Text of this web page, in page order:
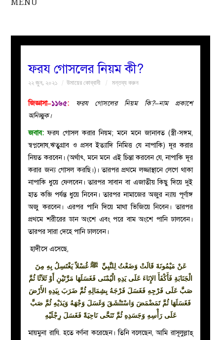
MENU
সকল
নারীদের
ইসলাহী
মজলিস
করুন
ফরয গোসলের নিয়ম কী?
২২ জুন, ২০২১ উমায়ের কোব্বাদী মন্তব্য করুন
জিজ্ঞাসা–১১৬৫:
ফরয গোসলের নিয়ম কি?–নাম প্রকাশে
অনিচ্ছুক।
জবাব: ফরয গোসল করার নিয়ম; মনে মনে জানাবত (স্ত্রী-সঙ্গম,
স্বপ্নদোষ,ঋতুগ্রাব ও প্রসব ইত্যাদি নিমিত্ত যে নাপাকি) দূর করার
নিয়ত করবেন। (অর্থাৎ, মনে মনে এই চিন্তা করবেন যে, নাপাকি দূর
করার জন্য গোসল করছি।)। তারপর প্রথমে লজ্জাস্থানে লেগে থাকা
নাপাকি ধুয়ে ফেলবেন। তারপর সাবান বা এজাতীয় কিছু দিয়ে দুই
হাত কব্জি পর্যন্ত ধুয়ে নিবেন। তারপর নামাজের অজুর ন্যায় পূর্ণাঙ্গ
অজু করবেন। এরপর পানি দিয়ে মাথা ভিজিয়ে নিবেন। তারপর
প্রথমে শরীরের ডান অংশে এবং পরে বাম অংশে পানি ঢালবেন।
তারপর সারা দেহে পানি ঢালবেন।
হাদীসে এসেছে,
عَنْ مَيْمُونَةَ قَالَتْوَضَعْتُ لِلنَّبِيِّ ﷺغُسْلاً يَغْتَسِلُ بِهِ مِنَ
الْجَنَابَةِ فَأَكْفَأَ الإِنَاءَ عَلَى يَدِهِ الْيُمْنَى فَغَسَلَهَا مَرَّتَيْنِ أَوْ ثَلاَثًا ثُمَّ
صَبَّ عَلَى فَرْجِهِ فَغَسَلَ فَرْجَهُ بِشِمَالِهِ ثُمَّ ضَرَبَ بِيَدِهِ الأَرْضَ
فَغَسَلَهَا ثُمَّ تَمَضْمَضَ وَاسْتَنْشَقَ وَغَسَلَ وَجْهَهُ وَيَدَيْهِ ثُمَّ صَبَّ
عَلَى رَأْسِهِ وَجَسَدِهِ ثُمَّ تَنَحَّى نَاحِيَةً فَغَسَلَ رِجْلَيْهِ
মায়মুনা রাযি. হতে বর্ণনা করেছেন। তিনি বলেছেন, আমি রাসূলুল্লাহ্